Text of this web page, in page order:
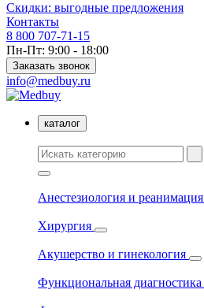
Скидки: выгодные предложения
Контакты
8 800 707-71-15
Пн-Пт: 9:00 - 18:00
Заказать звонок
info@medbuy.ru
каталог
Анестезиология и реанимация
Хирургия
Акушерство и гинекология
Функциональная диагностика